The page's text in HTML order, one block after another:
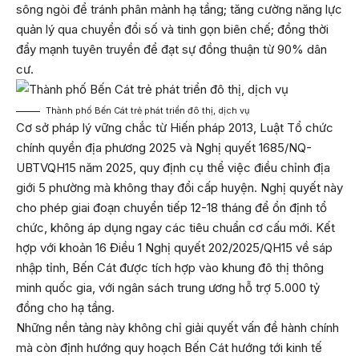
sông ngòi để tránh phân mảnh hạ tầng; tăng cường năng lực
quản lý qua chuyển đổi số và tinh gọn biên chế; đồng thời
đẩy mạnh tuyên truyền để đạt sự đồng thuận từ 90% dân
cư.
Thành phố Bến Cát trẻ phát triển đô thị, dịch vụ
Cơ sở pháp lý vững chắc từ Hiến pháp 2013, Luật Tổ chức
chính quyền địa phương 2025 và Nghị quyết 1685/NQ-
UBTVQH15 năm 2025, quy định cụ thể việc điều chỉnh địa
giới 5 phường mà không thay đổi cấp huyện. Nghị quyết này
cho phép giai đoạn chuyển tiếp 12-18 tháng để ổn định tổ
chức, không áp dụng ngay các tiêu chuẩn cơ cấu mới. Kết
hợp với khoản 16 Điều 1 Nghị quyết 202/2025/QH15 về sáp
nhập tỉnh, Bến Cát được tích hợp vào khung đô thị thông
minh quốc gia, với ngân sách trung ương hỗ trợ 5.000 tỷ
đồng cho hạ tầng.
Những nền tảng này không chỉ giải quyết vấn đề hành chính
mà còn định hướng quy hoạch Bến Cát hướng tới kinh tế